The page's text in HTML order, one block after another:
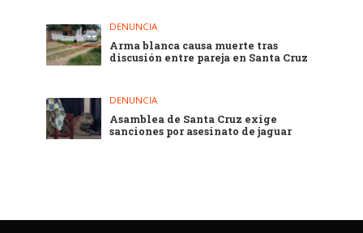
DENUNCIA
Arma blanca causa muerte tras
discusión entre pareja en Santa Cruz
DENUNCIA
Asamblea de Santa Cruz exige
sanciones por asesinato de jaguar